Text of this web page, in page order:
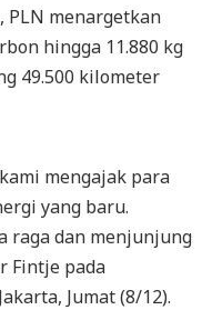
PLN menargetkan
hingga 11.880 kg
49.500 kilometer
mengajak para
yang baru.
raga dan menjunjung
Fintje pada
Jumat (8/12).